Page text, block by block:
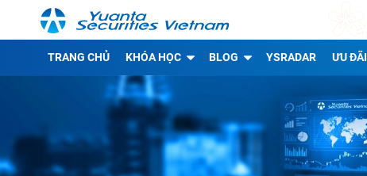
TRANG CHỦ KHÓA HỌC BLOG YSRADAR ƯU ĐÃI